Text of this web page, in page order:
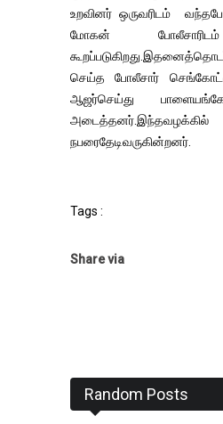
உறவினர் ஒருவரிடம்
மோகன்
செய்த போலீசார்
ஆஜர்செய்து
நபரைதேடிவருகின்றனர்.
Tags :
Share via
Random Posts